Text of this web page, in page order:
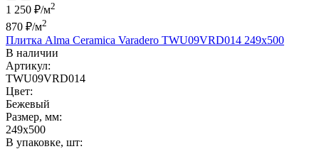
1 250 ₽/м2
870 ₽/м2
Плитка Alma Ceramica Varadero TWU09VRD014 249x500
В наличии
Артикул:
TWU09VRD014
Цвет:
Бежевый
Размер, мм:
249x500
В упаковке, шт: